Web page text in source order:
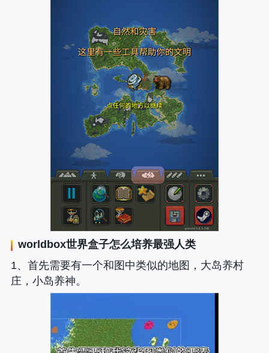
worldbox世界盒子怎么培养最强人类
1、首先需要有一个和图中类似的地图，大岛养村
庄，小岛养神。